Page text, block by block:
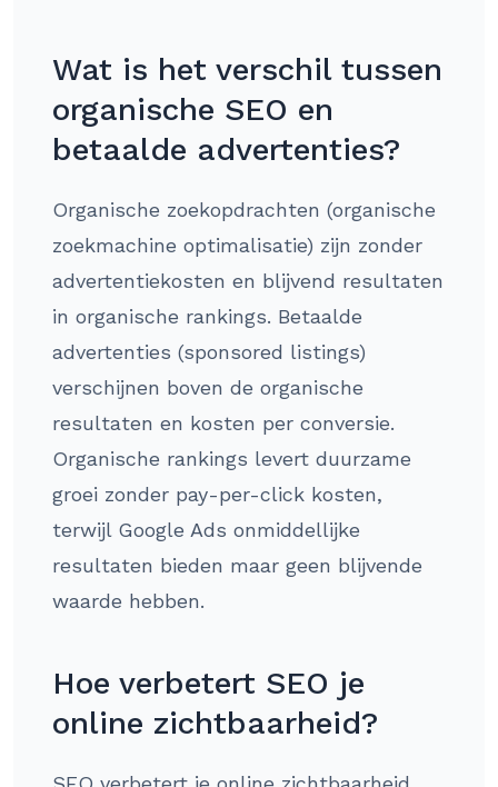
Wat is het verschil tussen
organische SEO en
betaalde advertenties?
Organische zoekopdrachten (organische
zoekmachine optimalisatie) zijn zonder
advertentiekosten en blijvend resultaten
in organische rankings. Betaalde
advertenties (sponsored listings)
verschijnen boven de organische
resultaten en kosten per conversie.
Organische rankings levert duurzame
groei zonder pay-per-click kosten,
terwijl Google Ads onmiddellijke
resultaten bieden maar geen blijvende
waarde hebben.
Hoe verbetert SEO je
online zichtbaarheid?